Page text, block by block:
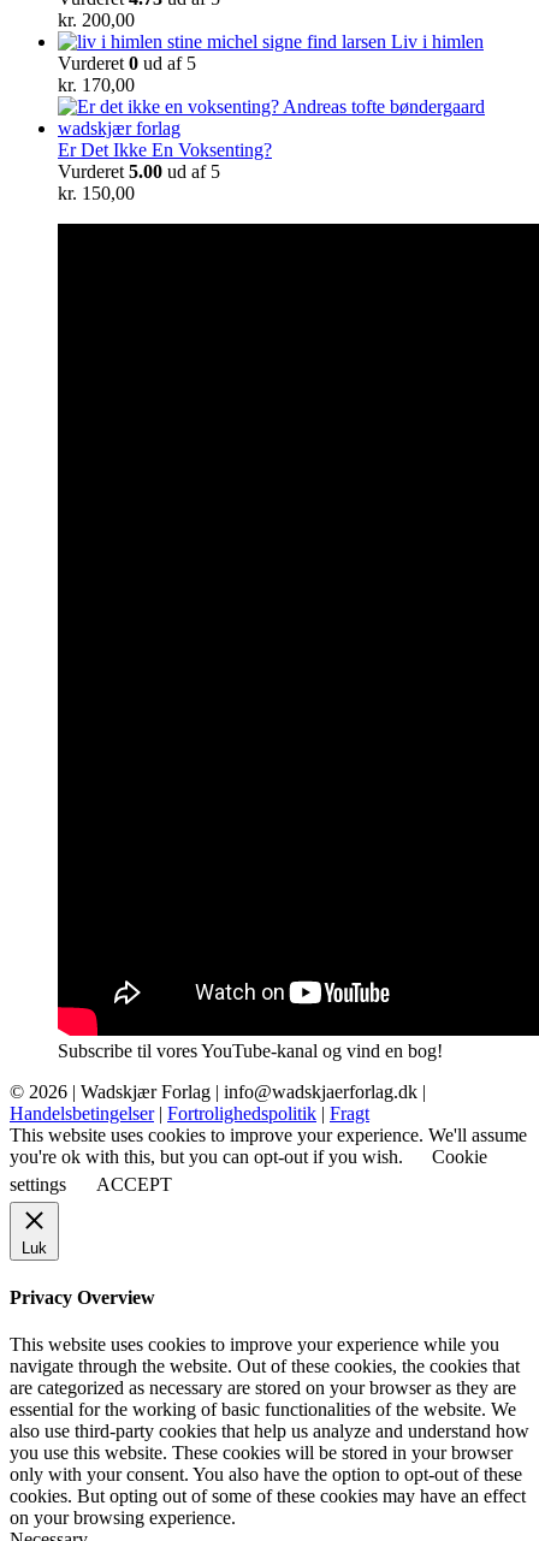
kr. 200,00
Liv i himlen
Vurderet 0 ud af 5
kr. 170,00
Er Det Ikke En Voksenting?
Vurderet 5.00 ud af 5
kr. 150,00
Subscribe til vores YouTube-kanal og vind en bog!
© 2026 | Wadskjær Forlag | info@wadskjaerforlag.dk |
Handelsbetingelser| Fortrolighedspolitik | Fragt
This website uses cookies to improve your experience. We'll assume
you're ok with this, but you can opt-out if you wish.
Cookie
settings
ACCEPT
Luk
Privacy Overview
This website uses cookies to improve your experience while you
navigate through the website. Out of these cookies, the cookies that
are categorized as necessary are stored on your browser as they are
essential for the working of basic functionalities of the website. We
also use third-party cookies that help us analyze and understand how
you use this website. These cookies will be stored in your browser
only with your consent. You also have the option to opt-out of these
cookies. But opting out of some of these cookies may have an effect
on your browsing experience.